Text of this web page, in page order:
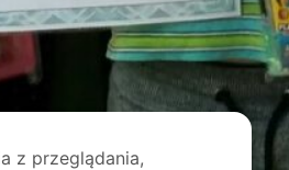
z przeglądania,